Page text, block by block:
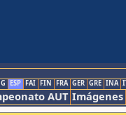
ESP FAI FIN FRA GER GRE INA
AUT Imágenes